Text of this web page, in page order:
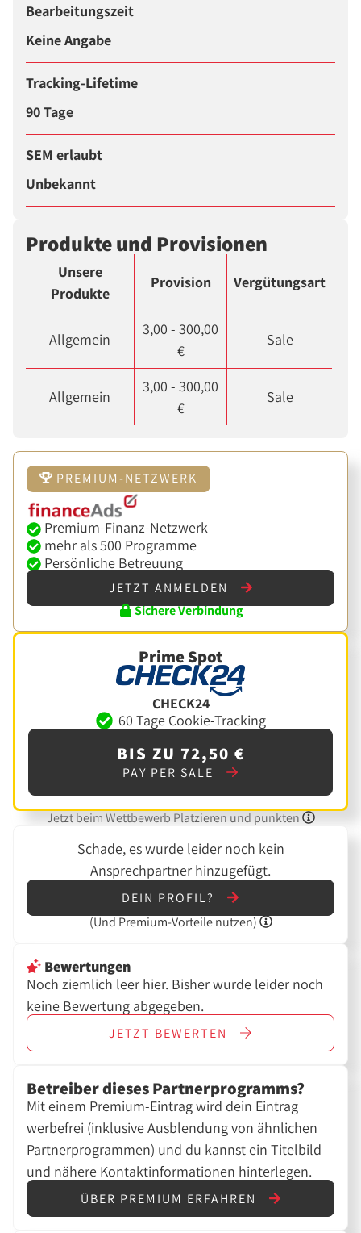
Bearbeitungszeit
Keine Angabe
Tracking-Lifetime
90 Tage
SEM erlaubt
Unbekannt
Produkte und Provisionen
Unsere
Produkte
Provision Vergütungsart
Allgemein
3,00 - 300,00
€
Sale
Allgemein
3,00 - 300,00
€
Sale
PREMIUM-NETZWERK
Premium-Finanz-Netzwerk
mehr als 500 Programme
Persönliche Betreuung
JETZT ANMELDEN
Sichere Verbindung
Prime Spot
CHECK24
60 Tage Cookie-Tracking
BIS ZU 72,50 €
PAY PER SALE
Jetzt beim Wettbewerb Platzieren und punkten
Schade, es wurde leider noch kein
Ansprechpartner hinzugefügt.
DEIN PROFIL?
(Und Premium-Vorteile nutzen)
Bewertungen
Noch ziemlich leer hier. Bisher wurde leider noch
keine Bewertung abgegeben.
JETZT BEWERTEN
Betreiber dieses Partnerprogramms?
Mit einem Premium-Eintrag wird dein Eintrag
werbefrei (inklusive Ausblendung von ähnlichen
Partnerprogrammen) und du kannst ein Titelbild
und nähere Kontaktinformationen hinterlegen.
ÜBER PREMIUM ERFAHREN